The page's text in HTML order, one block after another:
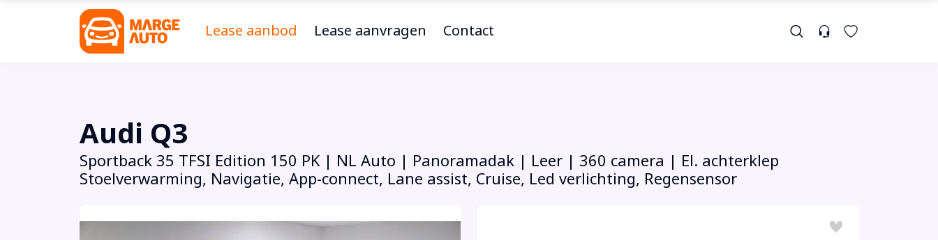
Lease aanbod Lease aanvragen Contact
Audi Q3
Sportback 35 TFSI Edition 150 PK | NL Auto | Panoramadak | Leer | 360 camera | El. achterklep
Stoelverwarming, Navigatie, App-connect, Lane assist, Cruise, Led verlichting, Regensensor